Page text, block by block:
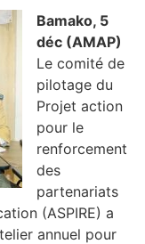
Bamako, 5
déc (AMAP)
Le comité de
pilotage du
Projet action
pour le
renforcement
des
partenariats
(ASPIRE) a
annuel pour